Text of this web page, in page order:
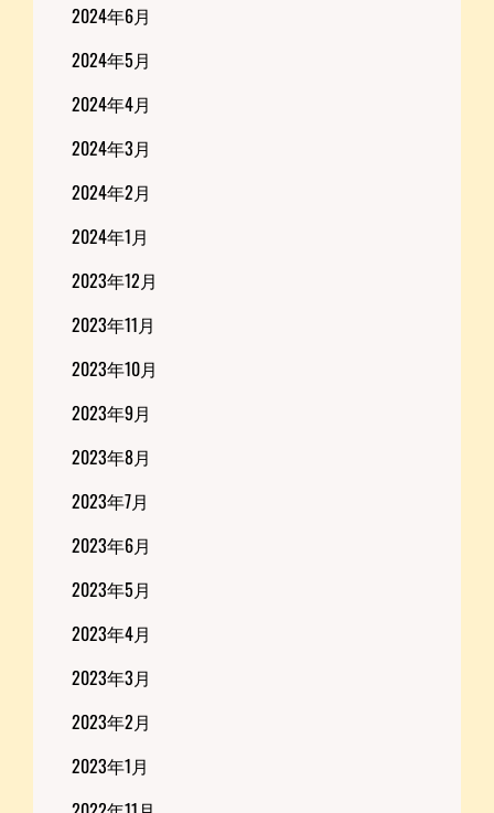
2024年6月
2024年5月
2024年4月
2024年3月
2024年2月
2024年1月
2023年12月
2023年11月
2023年10月
2023年9月
2023年8月
2023年7月
2023年6月
2023年5月
2023年4月
2023年3月
2023年2月
2023年1月